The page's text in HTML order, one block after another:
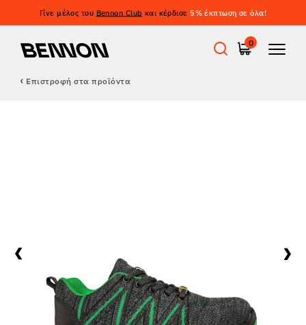
Γίνε μέλος του Bennon Club και κέρδισε 5% έκπτωση σε όλα!
0
Outdoor
Casual παπούτσια
Επιστροφή στα προϊόντα